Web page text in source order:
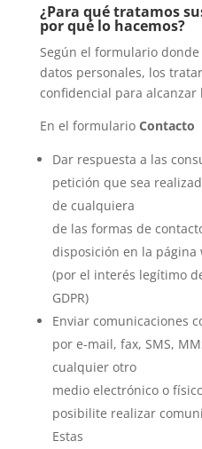
¿Para qué tratamos
por qué lo hacemos?
Según el formulario
datos personales, los
confidencial para alcanzar
En el formulario Contacto
Dar respuesta a las
petición que sea
de cualquiera
de las formas de
disposición en la página
(por el interés legítimo
GDPR)
Enviar comunicaciones
por e-mail, fax, SMS,
cualquier otro
medio electrónico o
posibilite realizar
Estas